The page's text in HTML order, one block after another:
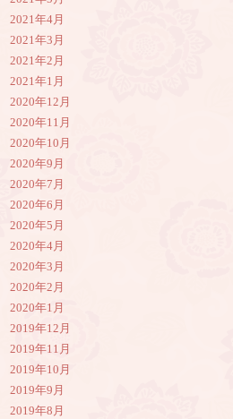
2021年4月
2021年3月
2021年2月
2021年1月
2020年12月
2020年11月
2020年10月
2020年9月
2020年7月
2020年6月
2020年5月
2020年4月
2020年3月
2020年2月
2020年1月
2019年12月
2019年11月
2019年10月
2019年9月
2019年8月